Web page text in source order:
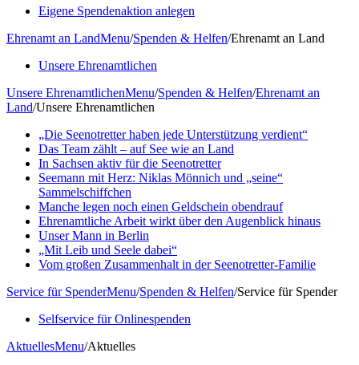
Eigene Spendenaktion anlegen
Ehrenamt an LandMenu/Spenden & Helfen/Ehrenamt an Land
Unsere Ehrenamtlichen
Unsere EhrenamtlichenMenu/Spenden & Helfen/Ehrenamt an
Land/Unsere Ehrenamtlichen
„Die Seenotretter haben jede Unterstützung verdient“
Das Team zählt – auf See wie an Land
In Sachsen aktiv für die Seenotretter
Seemann mit Herz: Niklas Mönnich und „seine“
Sammelschiffchen
Manche legen noch einen Geldschein obendrauf
Ehrenamtliche Arbeit wirkt über den Augenblick hinaus
Unser Mann in Berlin
„Mit Leib und Seele dabei“
Vom großen Zusammenhalt in der Seenotretter-Familie
Service für SpenderMenu/Spenden & Helfen/Service für Spender
Selfservice für Onlinespenden
AktuellesMenu/Aktuelles